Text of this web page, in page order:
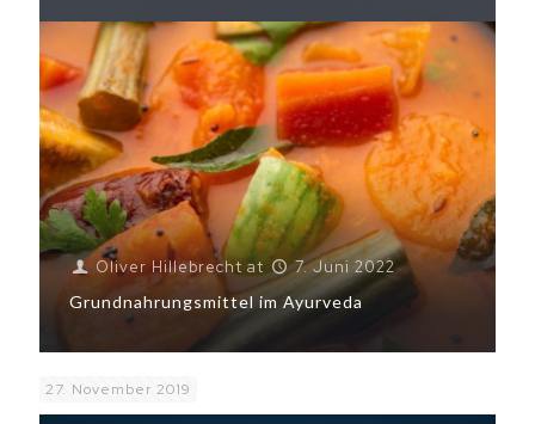
Oliver Hillebrecht at
7. Juni 2022
Grundnahrungsmittel im Ayurveda
27. November 2019